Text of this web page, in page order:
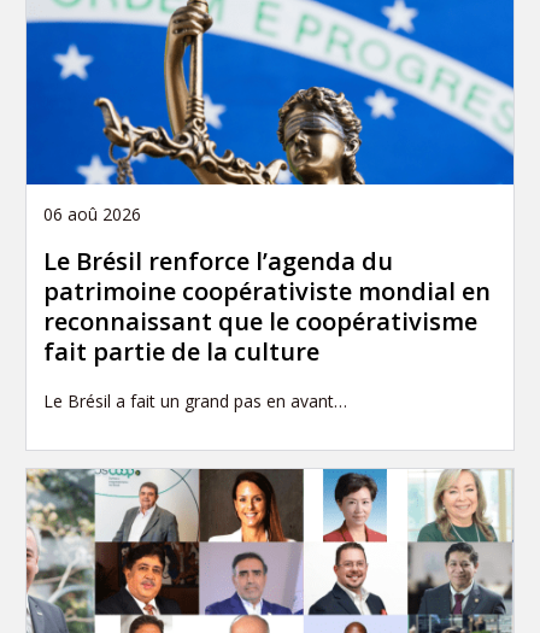
06 aoû 2026
Le Brésil renforce l’agenda du
patrimoine coopérativiste mondial en
reconnaissant que le coopérativisme
fait partie de la culture
Le Brésil a fait un grand pas en avant…